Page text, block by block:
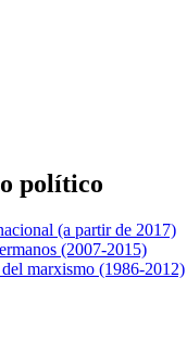
político
(a partir de 2017)
(2007-2015)
marxismo (1986-2012)